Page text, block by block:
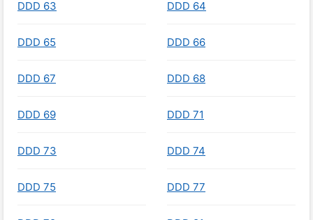
DDD 63 DDD 64
DDD 65 DDD 66
DDD 67 DDD 68
DDD 69 DDD 71
DDD 73 DDD 74
DDD 75 DDD 77